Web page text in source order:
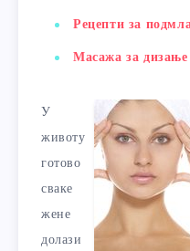
Рецепти за
Масажа за
У
животу
готово
сваке
жене
долази